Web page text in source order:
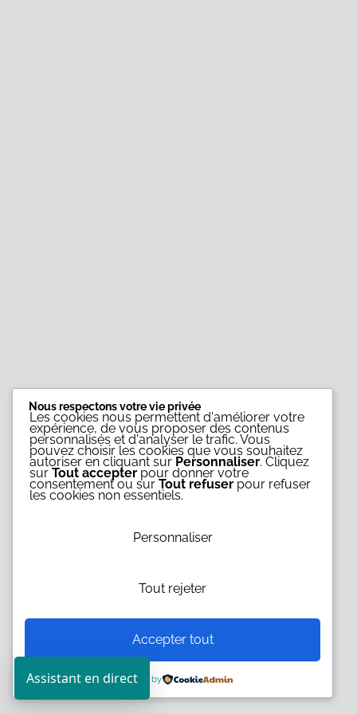
Nous respectons votre vie privée
Les cookies nous permettent d'améliorer votre
expérience, de vous proposer des contenus
personnalisés et d'analyser le trafic. Vous
pouvez choisir les cookies que vous souhaitez
autoriser en cliquant sur Personnaliser. Cliquez
sur Tout accepter pour donner votre
consentement ou sur Tout refuser pour refuser
les cookies non essentiels.
Personnaliser
Tout rejeter
Accepter tout
Powered by
Assistant en direct